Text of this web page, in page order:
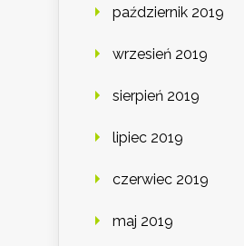
październik 2019
wrzesień 2019
sierpień 2019
lipiec 2019
czerwiec 2019
maj 2019